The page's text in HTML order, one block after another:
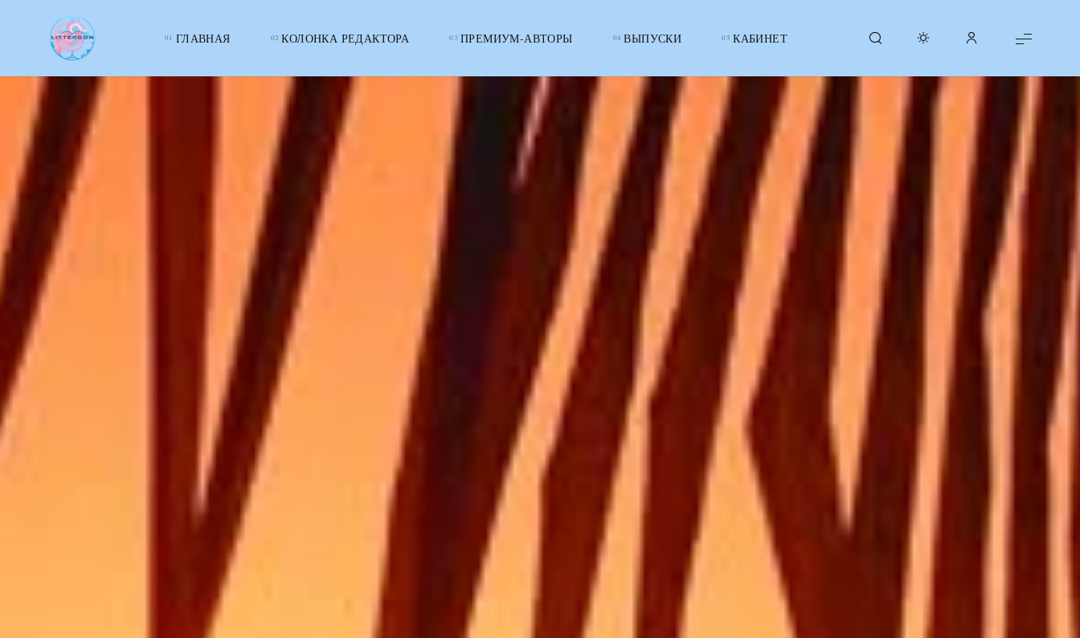
LITTERcon
ГЛАВНАЯ КОЛОНКА РЕДАКТОРА ПРЕМИУМ-АВТОРЫ ВЫПУСКИ КАБИНЕТ